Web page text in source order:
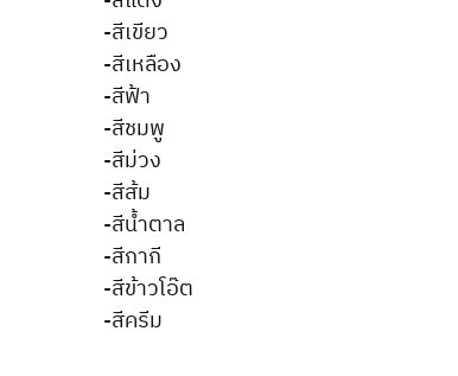
-สีเขียว
-สีเหลือง
-สีฟ้า
-สีชมพู
-สีม่วง
-สีส้ม
-สีน้ำตาล
-สีกากี
-สีข้าวโอ๊ต
-สีครีม